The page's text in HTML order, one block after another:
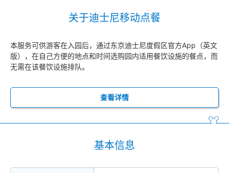
关于迪士尼移动点餐
本服务可供游客在入园后，通过东京迪士尼度假区官方App（英文
版），在自己方便的地点和时间选购园内适用餐饮设施的餐点，而
无需在该餐饮设施排队。
查看详情
基本信息